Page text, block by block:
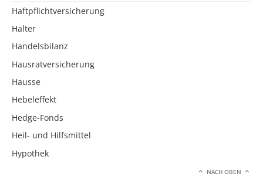
Haftpflichtversicherung
Halter
Handelsbilanz
Hausratversicherung
Hausse
Hebeleffekt
Hedge-Fonds
Heil- und Hilfsmittel
Hypothek
NACH OBEN